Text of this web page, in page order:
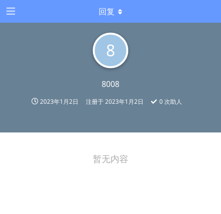
8
8008
2023年1月2日 注册于2023年1月2日 0 次助人
回复
暂无内容